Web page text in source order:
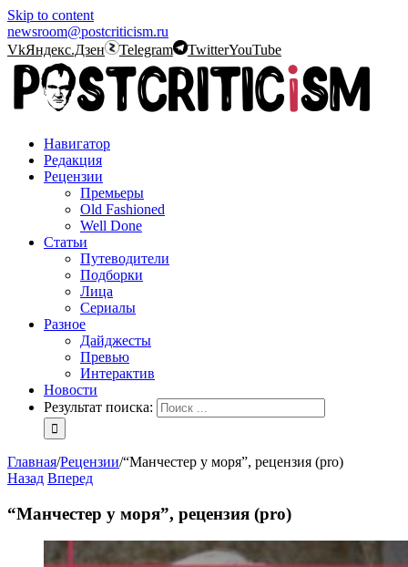
Skip to content
newsroom@postcriticism.ru
VkЯндекс.Дзен Telegram TwitterYouTube
Навигатор
Редакция
Рецензии
Премьеры
Old Fashioned
Well Done
Статьи
Путеводители
Подборки
Лица
Сериалы
Разное
Дайджесты
Превью
Интерактив
Новости
Результат поиска:
Главная/Рецензии/“Манчестер у моря”, рецензия (pro)
Назад Вперед
“Манчестер у моря”, рецензия (pro)